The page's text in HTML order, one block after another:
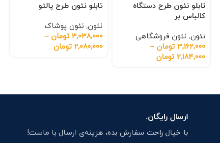
تابلو نئون طرح دستگاه
کالباس بر
نئون, نئون فروشگاهی
3,162,000 تومان –
2,184,000 تومان
تابلو نئون طرح پالتو
نئون, نئون پوشاک
3,038,000 تومان –
2,080,000 تومان
ارسال رایگان.
با خیال راحت سفارش بده، هزینه‌ی ارسال با ماست!